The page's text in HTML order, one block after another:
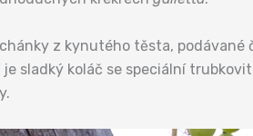
z kynutého těsta, podávané
sladký koláč se speciální